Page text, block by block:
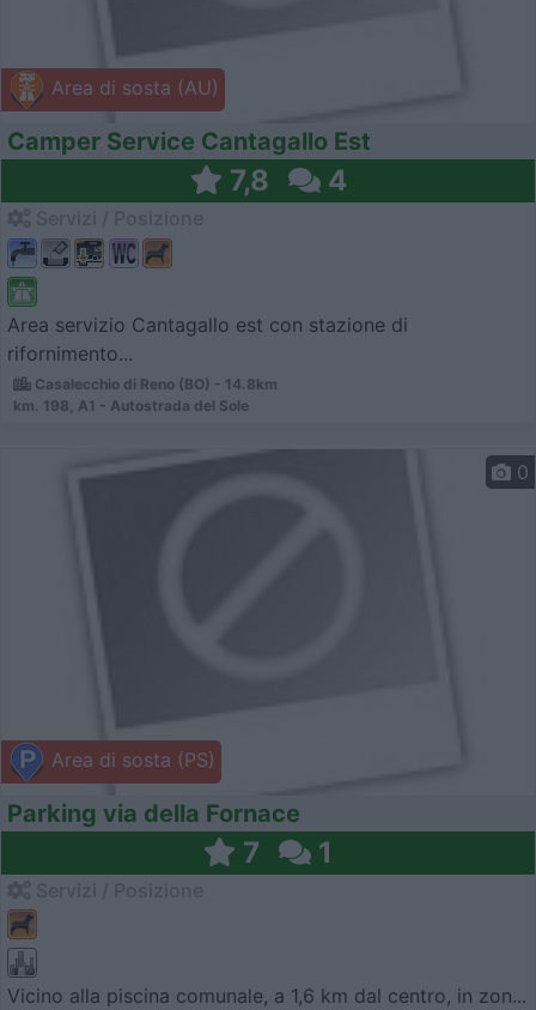
Area di sosta (AU)
Camper Service Cantagallo Est
7,8 4
Area servizio Cantagallo est con stazione di
rifornimento...
Casalecchio di Reno (BO) - 14.8km
km. 198, A1 - Autostrada del Sole
Area di sosta (PS)
0
Parking via della Fornace
7 1
Vicino alla piscina comunale, a 1,6 km dal centro, in zon...